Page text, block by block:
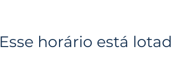
Esse horário está